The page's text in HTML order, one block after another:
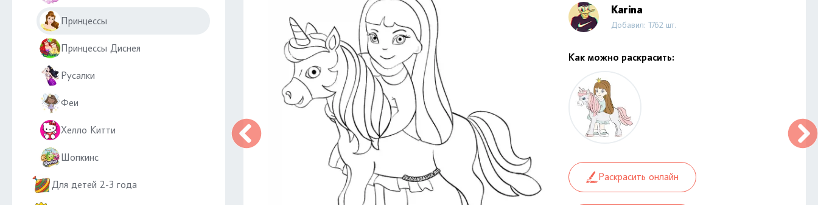
Принцессы
Принцессы Диснея
Русалки
Феи
Хелло Китти
Шопкинс
Для детей 2-3 года
Karina
Добавил: 1762 шт.
Как можно раскрасить:
Раскрасить онлайн